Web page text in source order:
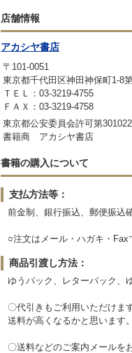
店舗情報
アカシヤ書店
〒101-0051
東京都千代田区神田神保町1-8
ＴＥＬ：03-3219-4755
ＦＡＸ：03-3219-4758
東京都公安委員会許可第
書籍商 アカシヤ書店
書籍の購入について
支払方法等：
前金制、銀行振込、郵便振込
○注文はメール・ハガキ・Fax
商品引渡し方法：
ゆうパック、レターパック、
〇代引きもご利用いただけま
送料が高くなるかと思います。
〇送料などのご案内メールを